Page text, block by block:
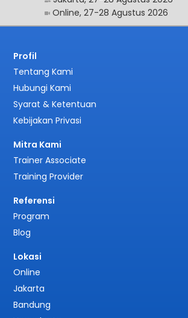
Online, 27-28 Agustus 2026
Profil
Tentang Kami
Hubungi Kami
Syarat & Ketentuan
Kebijakan Privasi
Mitra Kami
Trainer Associate
Training Provider
Referensi
Program
Blog
Lokasi
Online
Jakarta
Bandung